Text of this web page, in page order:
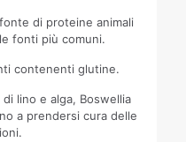
di proteine animali
fonti più comuni.
contenenti glutine.
lino e alga, Boswellia
a prendersi cura delle